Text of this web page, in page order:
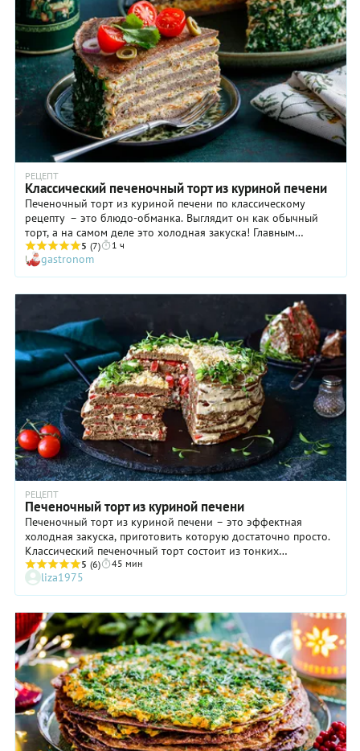
РЕЦЕПТ
Классический печеночный торт из куриной печени
Печеночный торт из куриной печени по классическому
рецепту – это блюдо-обманка. Выглядит он как обычный
торт, а на самом деле это холодная закуска! Главным
ингредиентом коржей является куриная печенка, а
прослоены они сочной начинкой, состоящей из моркови,
кабачка, лука и петрушки, смешанных с майонезом. Это
блюдо непременно произведет на ваших гостей самое
благоприятное впечатление, поэтому вы смело можете
приготовить его на Новый год или на день рождения – в те
праздники, когда мы с особенной тщательностью
продумываем меню. Подают печеночный торт в начале
застолья как оригинальную закуску, а готовят заранее,
обычно накануне праздника – за это время торт успевает
уплотниться и стабилизироваться. Украсьте печеночный торт
зеленью, кольцами красного лука, стружками твердого сыра,
оливками, помидорами черри или ломтиками корнишонов, а
уже на столе нарежьте порционными кусками.
5 (7) 1 ч
gastronom
РЕЦЕПТ
Печеночный торт из куриной печени
Печеночный торт из куриной печени – это эффектная
холодная закуска, приготовить которую достаточно просто.
Классический печеночный торт состоит из тонких
блинчиков, основным ингредиентом которых является фарш
из куриной печенки. Блинчики выкладывают один на другой
и смазывают каждый слой ароматным соусом из сметаны,
майонеза и рубленого чеснока. Украсить торт можно
измельченными вареными яйцами, помидорами черри,
ломтиками корнишонов, зеленым луком или мелко
порубленными пряными травами. Приготовить вкусный
торт из печенки вам поможет наш пошаговый рецепт,
неоднократно проверенный практикой!
5 (6) 45 мин
liza1975